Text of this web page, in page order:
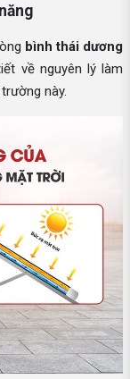
bình thái dương
về nguyên lý làm
này.